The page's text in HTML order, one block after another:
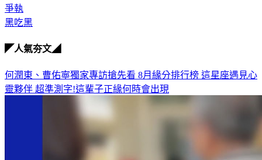
爭執
黑吃黑
◤人氣夯文◢
何潤東、曹佑寧獨家專訪搶先看 8月緣分排行榜 這星座遇見心
靈夥伴 超準測字!這輩子正緣何時會出現